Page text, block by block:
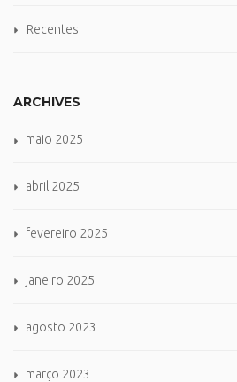
Recentes
ARCHIVES
maio 2025
abril 2025
fevereiro 2025
janeiro 2025
agosto 2023
março 2023